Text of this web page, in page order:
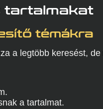
tartalmakat
témákra
a legtöbb keresést,
a tartalmat.